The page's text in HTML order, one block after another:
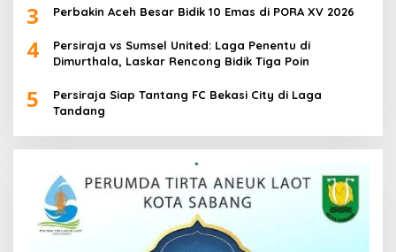
3 Perbakin Aceh Besar Bidik 10 Emas di PORA XV 2026
4
Persiraja vs Sumsel United: Laga Penentu di
Dimurthala, Laskar Rencong Bidik Tiga Poin
5
Persiraja Siap Tantang FC Bekasi City di Laga
Tandang